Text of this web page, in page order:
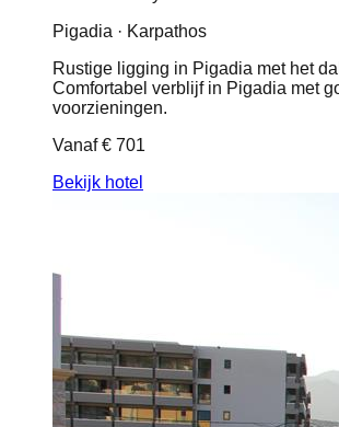
Pigadia · Karpathos
Rustige ligging in Pigadia met het
Comfortabel verblijf in Pigadia met
voorzieningen.
Vanaf€ 701
Bekijk hotel